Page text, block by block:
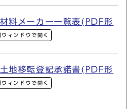
材料メーカー一覧表(PDF形
ウィンドウで開く
土地移転登記承諾書(PDF形
ウィンドウで開く